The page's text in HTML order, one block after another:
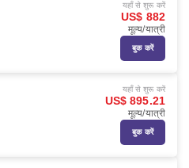
यहाँ से शुरू करें
US$ 882
मूल्य/यात्री
बुक करें
यहाँ से शुरू करें
US$ 895.21
मूल्य/यात्री
बुक करें